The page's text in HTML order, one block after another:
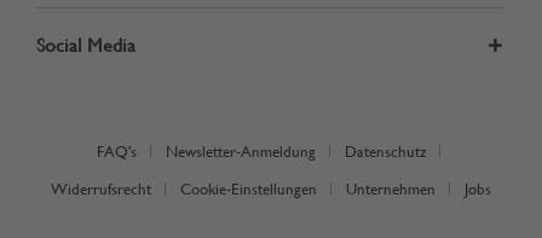
Social Media
FAQ's Newsletter-Anmeldung Datenschutz
Widerrufsrecht Cookie-Einstellungen Unternehmen Jobs